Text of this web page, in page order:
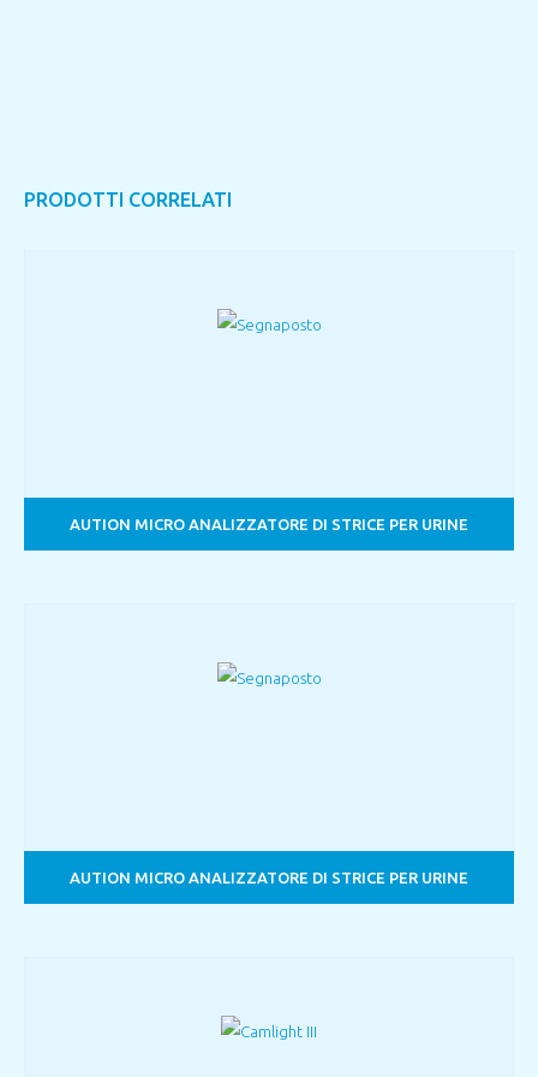
PRODOTTI CORRELATI
AUTION MICRO ANALIZZATORE DI STRICE PER URINE
AUTION MICRO ANALIZZATORE DI STRICE PER URINE